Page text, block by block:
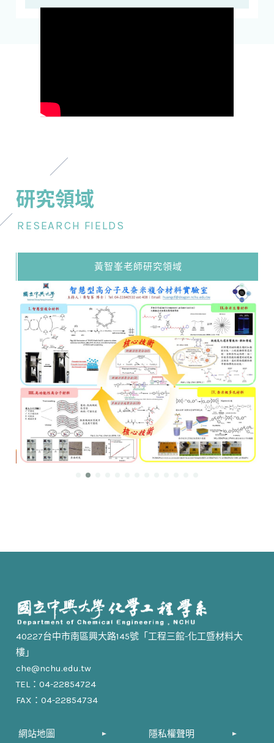
研究領域
RESEARCH FIELDS
黃智峯老師研究領域
40227台中市南區興大路145號「工程三館-化工暨材料大
樓」
che@nchu.edu.tw
TEL：04-22854724
FAX：04-22854734
網站地圖 隱私權聲明